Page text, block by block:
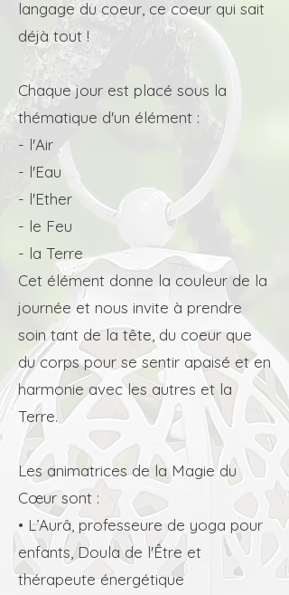
langage du coeur, ce coeur qui sait
déjà tout !
Chaque jour est placé sous la
thématique d'un élément :
- l'Air
- l'Eau
- l'Ether
- le Feu
- la Terre
Cet élément donne la couleur de la
journée et nous invite à prendre
soin tant de la tête, du coeur que
du corps pour se sentir apaisé et en
harmonie avec les autres et la
Terre.
Les animatrices de la Magie du
Cœur sont :
• L’Aurâ, professeure de yoga pour
enfants, Doula de l'Être et
thérapeute énergétique